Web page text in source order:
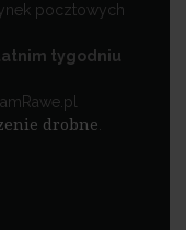
pocztowych
tygodniu
drobne.